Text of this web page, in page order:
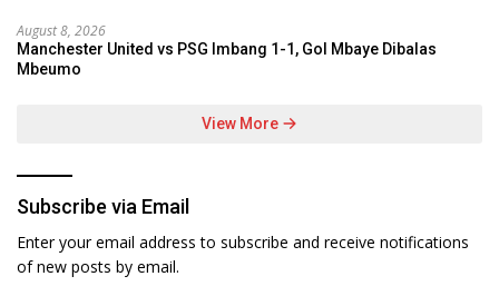
August 8, 2026
Manchester United vs PSG Imbang 1-1, Gol Mbaye Dibalas
Mbeumo
View More
Subscribe via Email
Enter your email address to subscribe and receive notifications
of new posts by email.